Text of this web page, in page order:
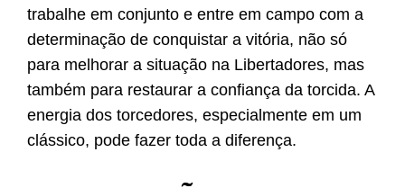
trabalhe em conjunto e entre em campo com a
determinação de conquistar a vitória, não só
para melhorar a situação na Libertadores, mas
também para restaurar a confiança da torcida. A
energia dos torcedores, especialmente em um
clássico, pode fazer toda a diferença.